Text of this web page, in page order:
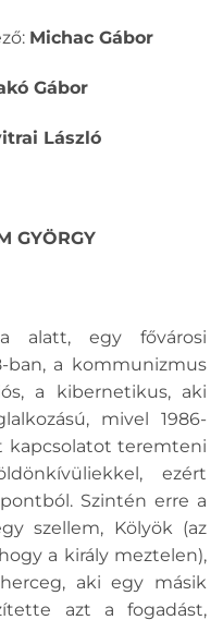
Michac Gábor
Gábor
László
GYÖRGY
alatt, egy fővárosi
ban, a kommunizmus
a kibernetikus, aki
mivel 1986-
kapcsolatot teremteni
ezért
Szintén erre a
szellem, Kölyök (az
a király meztelen),
aki egy másik
azt a fogadást,